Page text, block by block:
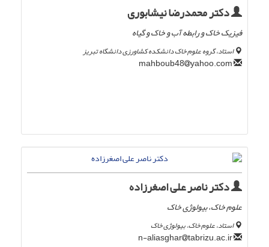
دکتر محمدرضا نیشابوری
فیزیک خاک و رابطه آب و خاک و گیاه
استاد، گروه علوم خاک دانشکده کشاورزی دانشگاه تبریز
yahoo.com
دکتر ناصر علی اصغرزاده
علوم خاک، بیولوژی خاک
استاد، علوم خاک، بیولوژی خاک
tabrizu.ac.ir